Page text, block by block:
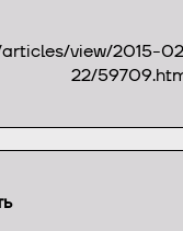
view/2015-
22/